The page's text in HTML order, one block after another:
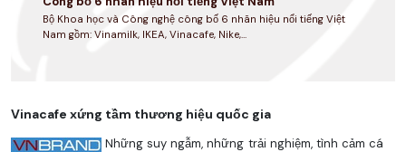
Bộ Khoa học và Công nghệ công bố 6 nhãn hiệu nổi tiếng Việt
Nam gồm: Vinamilk, IKEA, Vinacafe, Nike,...
Vinacafe xứng tầm thương hiệu quốc gia
Những suy ngẫm, những trải nghiệm, tình cảm cá